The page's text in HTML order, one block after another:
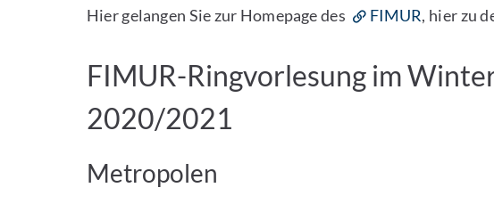
Hier gelangen Sie zur Homepage des
FIMUR, hier zu
FIMUR-Ringvorlesung im
2020/2021
Metropolen